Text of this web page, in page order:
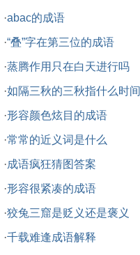
·abac的成语
·“叠”字在第三位的成语
·蒸腾作用只在白天进行吗
·如隔三秋的三秋指什么时间
·形容颜色炫目的成语
·常常的近义词是什么
·成语疯狂猜图答案
·形容很紧凑的成语
·狡兔三窟是贬义还是褒义
·千载难逢成语解释